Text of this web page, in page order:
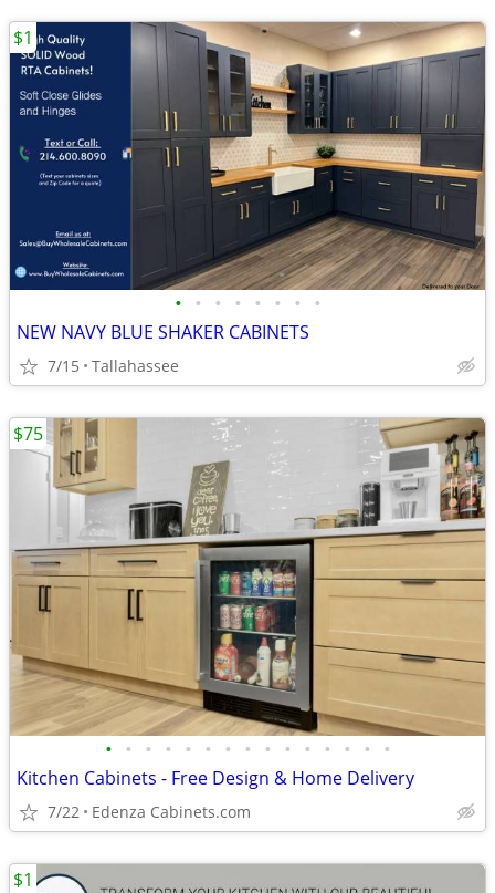
• • • • • • • •
NEW NAVY BLUE SHAKER CABINETS
7/15 Tallahassee
$1
• • • • • • • • • • • • • • •
Kitchen Cabinets - Free Design & Home Delivery
7/22 Edenza Cabinets.com
$75
$1